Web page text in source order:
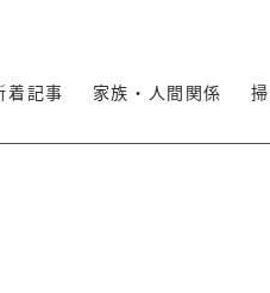
着記事 家族・人間関係